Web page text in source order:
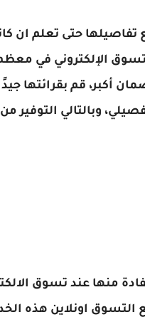
تفاصيلها حتى تعلم ان
الإلكتروني في
أكبر، قم بقرائتها
وبالتالي التوفير
منها عند تسوق
اونلاين هذه